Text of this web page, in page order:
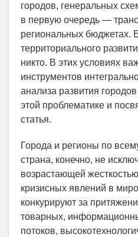
городов, генеральных
в первую очередь —
региональных бюджетах.
территориального
никто. В этих условиях
инструментов
анализа развития
этой проблематике и
статья.
Города и регионы по
страна, конечно, не
возрастающей
кризисных явлений в
конкурируют за
товарных,
потоков,